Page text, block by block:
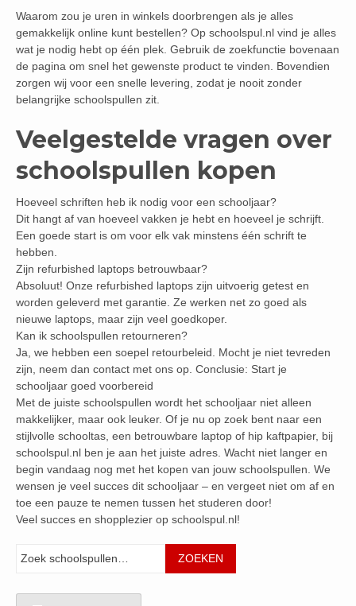
Waarom zou je uren in winkels doorbrengen als je alles
gemakkelijk online kunt bestellen? Op schoolspul.nl vind je alles
wat je nodig hebt op één plek. Gebruik de zoekfunctie bovenaan
de pagina om snel het gewenste product te vinden. Bovendien
zorgen wij voor een snelle levering, zodat je nooit zonder
belangrijke schoolspullen zit.
Veelgestelde vragen over
schoolspullen kopen
Hoeveel schriften heb ik nodig voor een schooljaar?
Dit hangt af van hoeveel vakken je hebt en hoeveel je schrijft.
Een goede start is om voor elk vak minstens één schrift te
hebben.
Zijn refurbished laptops betrouwbaar?
Absoluut! Onze refurbished laptops zijn uitvoerig getest en
worden geleverd met garantie. Ze werken net zo goed als
nieuwe laptops, maar zijn veel goedkoper.
Kan ik schoolspullen retourneren?
Ja, we hebben een soepel retourbeleid. Mocht je niet tevreden
zijn, neem dan contact met ons op. Conclusie: Start je
schooljaar goed voorbereid
Met de juiste schoolspullen wordt het schooljaar niet alleen
makkelijker, maar ook leuker. Of je nu op zoek bent naar een
stijlvolle schooltas, een betrouwbare laptop of hip kaftpapier, bij
schoolspul.nl ben je aan het juiste adres. Wacht niet langer en
begin vandaag nog met het kopen van jouw schoolspullen. We
wensen je veel succes dit schooljaar – en vergeet niet om af en
toe een pauze te nemen tussen het studeren door!
Veel succes en shopplezier op schoolspul.nl!
ZOEKEN